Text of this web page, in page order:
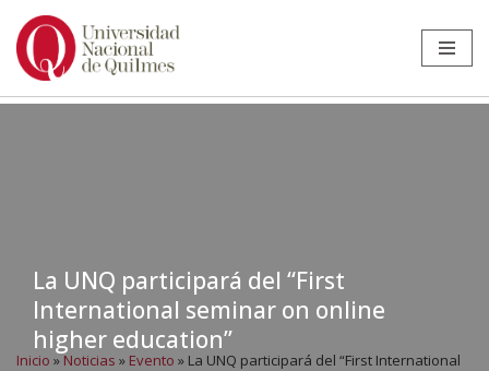
Ir
La UNQ participará del “First
International seminar on online
higher education”
Inicio »Noticias » Evento » La UNQ participará del “First International